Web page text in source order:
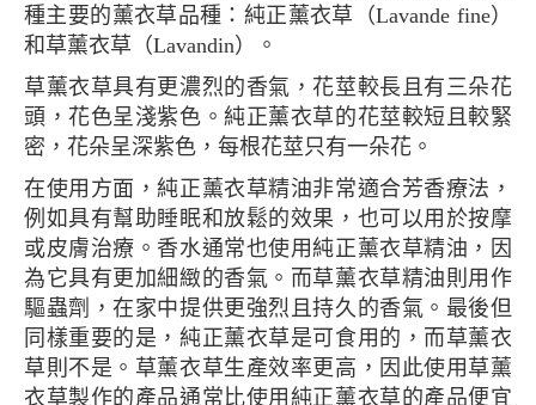
種主要的薰衣草品種：純正薰衣草（Lavande fine）
和草薰衣草（Lavandin）。
草薰衣草具有更濃烈的香氣，花莖較長且有三朵花
頭，花色呈淺紫色。純正薰衣草的花莖較短且較緊
密，花朵呈深紫色，每根花莖只有一朵花。
在使用方面，純正薰衣草精油非常適合芳香療法，
例如具有幫助睡眠和放鬆的效果，也可以用於按摩
或皮膚治療。香水通常也使用純正薰衣草精油，因
為它具有更加細緻的香氣。而草薰衣草精油則用作
驅蟲劑，在家中提供更強烈且持久的香氣。最後但
同樣重要的是，純正薰衣草是可食用的，而草薰衣
草則不是。草薰衣草生產效率更高，因此使用草薰
衣草製作的產品通常比使用純正薰衣草的產品便宜